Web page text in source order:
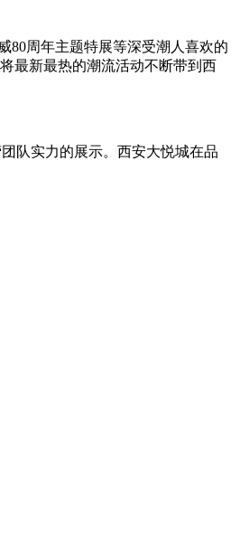
周年主题特展等深受潮人喜欢的
最新最热的潮流活动不断带到西
队实力的展示。西安大悦城在品